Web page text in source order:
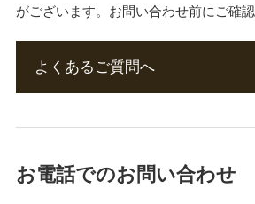
がございます。お問い合わせ前にご確認
よくあるご質問へ
お電話でのお問い合わせ